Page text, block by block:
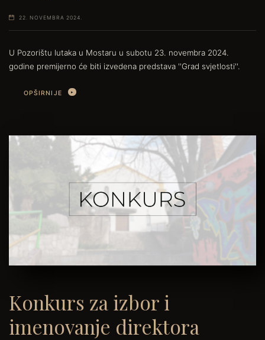
22. NOVEMBRA 2024.
U Pozorištu lutaka u Mostaru u subotu 23. novembra 2024.
godine premijerno će biti izvedena predstava ''Grad svjetlosti''.
OPŠIRNIJE
Konkurs za izbor i
imenovanje direktora